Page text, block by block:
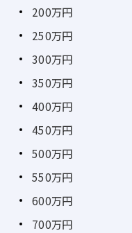
200万円
250万円
300万円
350万円
400万円
450万円
500万円
550万円
600万円
700万円